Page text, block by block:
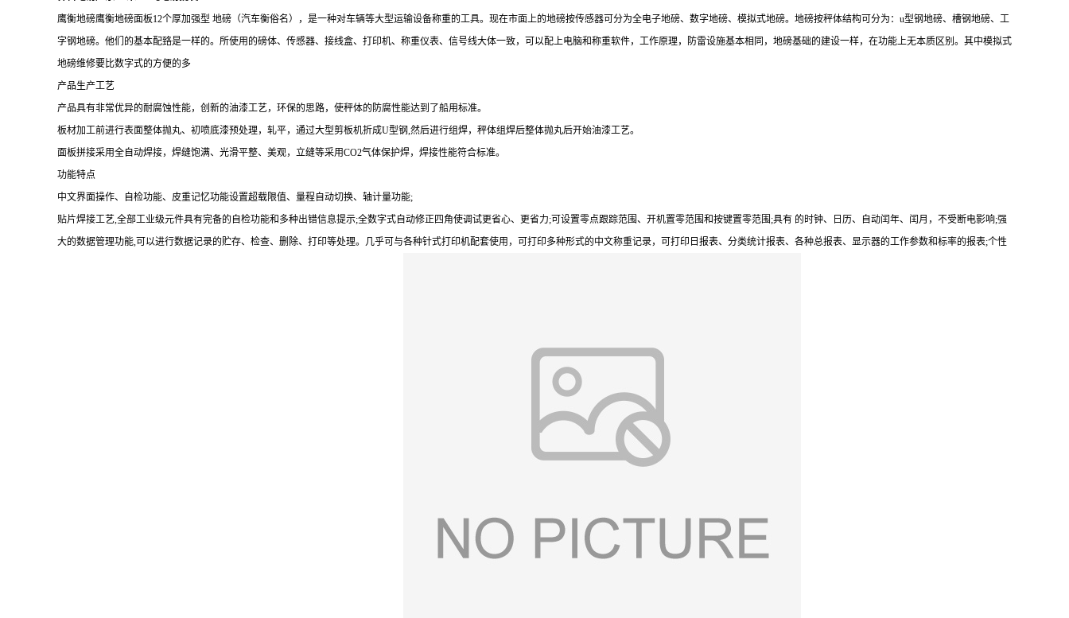
鹰衡地磅鹰衡地磅面板12个厚加强型 地磅（汽车衡俗名），是一种对车辆等大型运输设备称重的工具。现在市面上的地磅按传感器可分为全电子地磅、数字地磅、模拟式地磅。地磅按秤体结构可分为：u型钢地磅、槽钢地磅、工
字钢地磅。他们的基本配臵是一样的。所使用的磅体、传感器、接线盒、打印机、称重仪表、信号线大体一致，可以配上电脑和称重软件，工作原理，防雷设施基本相同，地磅基础的建设一样，在功能上无本质区别。其中模拟式
地磅维修要比数字式的方便的多
产品生产工艺
产品具有非常优异的耐腐蚀性能，创新的油漆工艺，环保的思路，使秤体的防腐性能达到了船用标准。
板材加工前进行表面整体抛丸、初喷底漆预处理，轧平，通过大型剪板机折成U型钢,然后进行组焊，秤体组焊后整体抛丸后开始油漆工艺。
面板拼接采用全自动焊接，焊缝饱满、光滑平整、美观，立缝等采用CO2气体保护焊，焊接性能符合标准。
功能特点
中文界面操作、自检功能、皮重记忆功能设置超载限值、量程自动切换、轴计量功能;
贴片焊接工艺,全部工业级元件具有完备的自检功能和多种出错信息提示;全数字式自动修正四角使调试更省心、更省力;可设置零点跟踪范围、开机置零范围和按键置零范围;具有 的时钟、日历、自动闰年、闰月，不受断电影响;强
大的数据管理功能,可以进行数据记录的贮存、检查、删除、打印等处理。几乎可与各种针式打印机配套使用，可打印多种形式的中文称重记录，可打印日报表、分类统计报表、各种总报表、显示器的工作参数和标率的报表;个性